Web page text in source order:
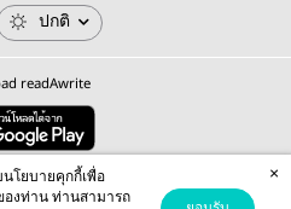
ปกติ
readAwrite
Public Company Limited
Google Privacy Policy Terms of Serviceapply.
โยบายคุกกี้เพื่อ
งท่าน ท่านสามารถ
×